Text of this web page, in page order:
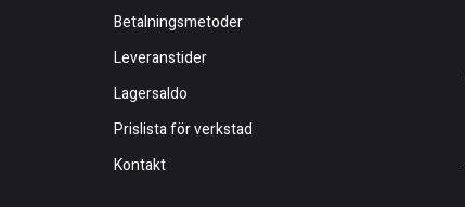
Betalningsmetoder
Leveranstider
Lagersaldo
Prislista för verkstad
Kontakt